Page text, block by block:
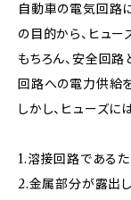
自動車の電気回路
の目的から、ヒュー
もちろん、安全回路
回路への電力供給を
しかし、ヒューズに
1.溶接回路であるた
2.金属部分が露出し